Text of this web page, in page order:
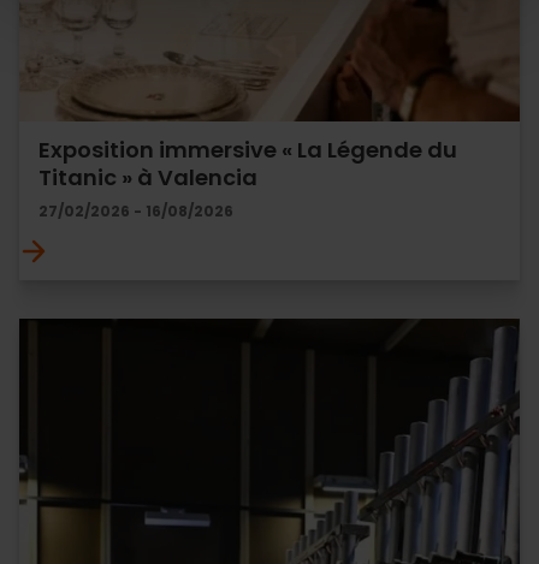
Exposition immersive « La Légende du
Titanic » à Valencia
27/02/2026 - 16/08/2026